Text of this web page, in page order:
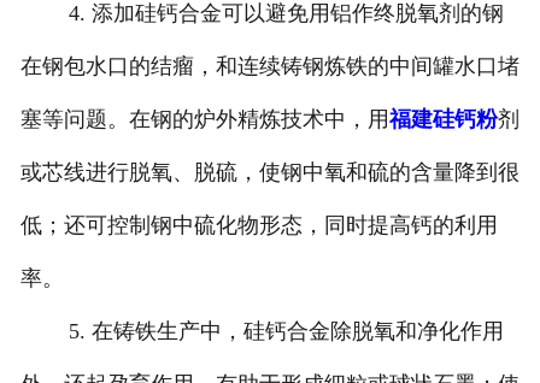
4. 添加硅钙合金可以避免用铝作终脱氧剂的钢
在钢包水口的结瘤，和连续铸钢炼铁的中间罐水口堵
塞等问题。在钢的炉外精炼技术中，用福建硅钙粉剂
或芯线进行脱氧、脱硫，使钢中氧和硫的含量降到很
低；还可控制钢中硫化物形态，同时提高钙的利用
率。
5. 在铸铁生产中，硅钙合金除脱氧和净化作用